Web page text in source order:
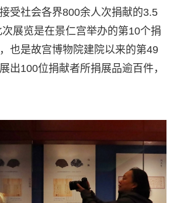
受社会各界800余人次捐献的3.5
展览是在景仁宫举办的第10个捐
也是故宫博物院建院以来的第49
出100位捐献者所捐展品逾百件，